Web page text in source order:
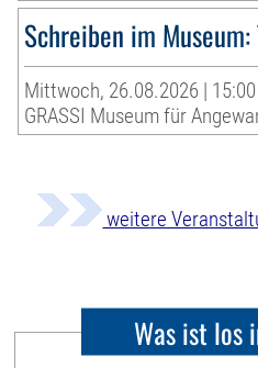
Schreiben im
Mittwoch, 26.08.2026 |
GRASSI Museum für
weitere
Was ist los